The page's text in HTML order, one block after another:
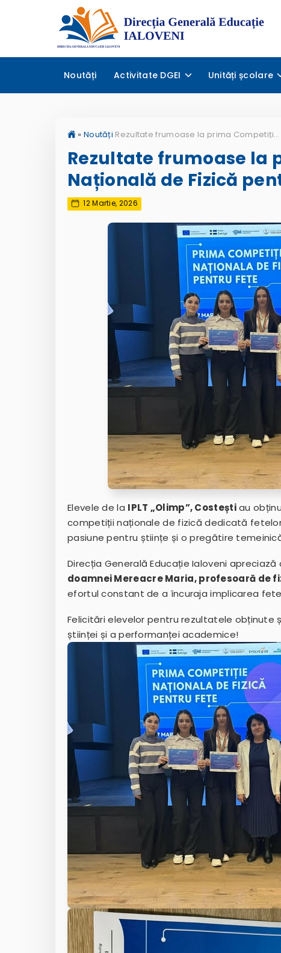
Noutăți Activitate DGEI Unități școlare
» Noutăți Rezultate frumoase la prima Competiție Națională de Fizică pentru fete
Rezultate frumoase la
Națională de Fizică
12 Martie, 2026
Elevele de la IPLT „Olimp”, Costeștiau
competiții naționale de fizică dedicată fetelor
pasiune pentru științe și o pregătire
Direcția Generală Educație Ialoveni
doamnei Mereacre Maria, profesoară de
efortul constant de a încuraja implicarea
Felicitări elevelor pentru rezultatele obținute
științei și a performanței academice!